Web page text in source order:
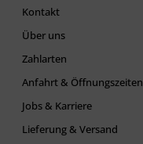
Kontakt
Über uns
Zahlarten
Anfahrt & Öffnungszeiten
Jobs & Karriere
Lieferung & Versand